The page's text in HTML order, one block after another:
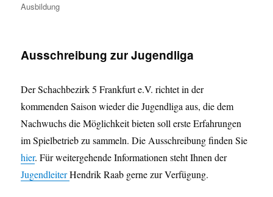
Ausbildung
Ausschreibung zur Jugendliga
Der Schachbezirk 5 Frankfurt e.V. richtet in der
kommenden Saison wieder die Jugendliga aus, die dem
Nachwuchs die Möglichkeit bieten soll erste Erfahrungen
im Spielbetrieb zu sammeln. Die Ausschreibung finden Sie
hier. Für weitergehende Informationen steht Ihnen der
JugendleiterHendrik Raab gerne zur Verfügung.